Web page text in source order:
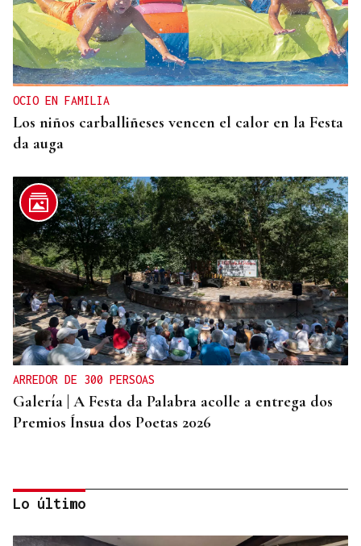
OCIO EN FAMILIA
Los niños carballiñeses vencen el calor en la Festa
da auga
ARREDOR DE 300 PERSOAS
Galería | A Festa da Palabra acolle a entrega dos
Premios Ínsua dos Poetas 2026
Lo último